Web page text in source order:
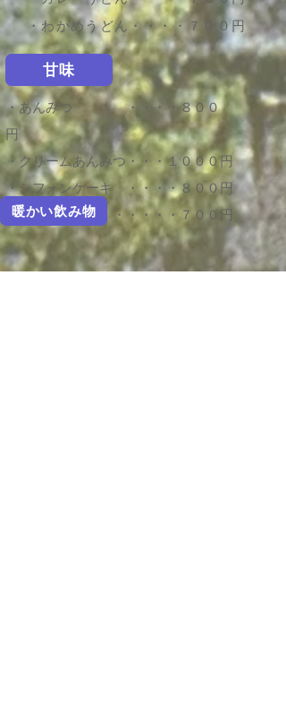
・わかめうどん・・・・７００円
甘味
・あんみつ ・・・・８００
円
・クリームあんみつ・・・１０００円
・シフォンケーキ ・・・・８００円
・おしるこ ・・・・・・・７００円
暖かい飲み物